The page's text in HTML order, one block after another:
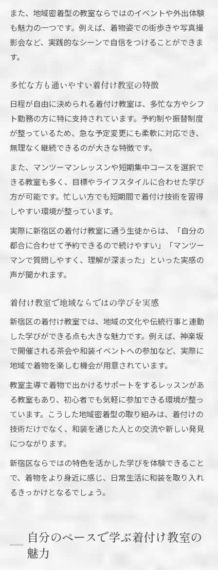
また、地域密着型の教室ならではのイベントや外出体験
も魅力の一つです。例えば、着物姿での街歩きや写真撮
影会など、実践的なシーンで自信をつけることができま
す。
多忙な方も通いやすい着付け教室の特徴
日程が自由に決められる着付け教室は、多忙な方やシフ
ト勤務の方に特に支持されています。予約制や振替制度
が整っているため、急な予定変更にも柔軟に対応でき、
無理なく継続できるのが大きな特徴です。
また、マンツーマンレッスンや短期集中コースを選択で
きる教室も多く、目標やライフスタイルに合わせた学び
方が可能です。忙しい方でも短期間で着付け技術を習得
しやすい環境が整っています。
実際に新宿区の着付け教室に通う生徒からは、「自分の
都合に合わせて予約できるので続けやすい」「マンツー
マンで質問しやすく、理解が深まった」といった実感の
声が聞かれます。
着付け教室で地域ならではの学びを実感
新宿区の着付け教室では、地域の文化や伝統行事と連動
した学びができる点も大きな魅力です。例えば、神楽坂
で開催される茶会や和装イベントへの参加など、実際に
地域で着物を楽しむ機会が用意されています。
教室主導で着物で出かけるサポートをするレッスンがあ
る教室もあり、初心者でも気軽に参加できる環境が整っ
ています。こうした地域密着型の取り組みは、着付けの
技術だけでなく、和装を通じた人との交流や新しい発見
につながります。
新宿区ならではの特色を活かした学びを体験できること
で、着物をより身近に感じ、日常生活に和装を取り入れ
るきっかけとなるでしょう。
自分のペースで学ぶ着付け教室の
魅力